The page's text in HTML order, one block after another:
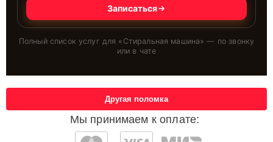
Записаться
Полный список услуг для « Стиральная машина» — по звонку
или в чате
Мы принимаем к оплате:
Другая поломка